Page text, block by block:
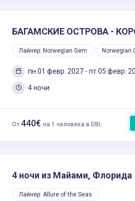
БАГАМСКИЕ ОСТРОВА -
Лайнер: Norwegian Gem Norwegian
пн 01 февр. 2027 - пт 05 февр.
4 ночи
От440€ на 1 человека в DBL
4 ночи из Майами, Флорида
Лайнер: Allure of the Seas